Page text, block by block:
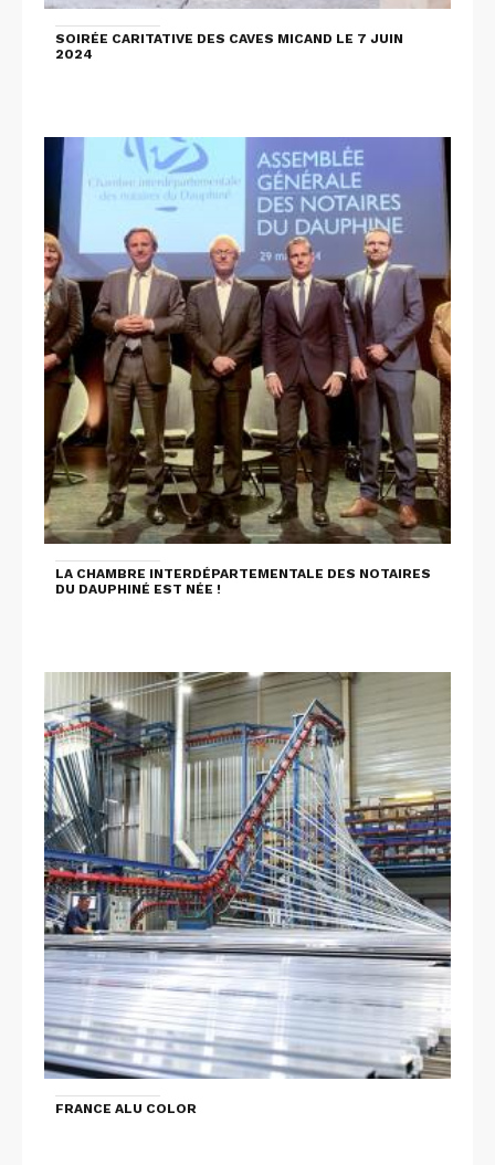
SOIRÉE CARITATIVE DES CAVES MICAND LE 7 JUIN
2024
LA CHAMBRE INTERDÉPARTEMENTALE DES NOTAIRES
DU DAUPHINÉ EST NÉE !
FRANCE ALU COLOR